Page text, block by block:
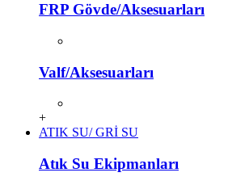
FRP Gövde/Aksesuarları
Valf/Aksesuarları
+
ATIK SU/ GRİ SU
Atık Su Ekipmanları